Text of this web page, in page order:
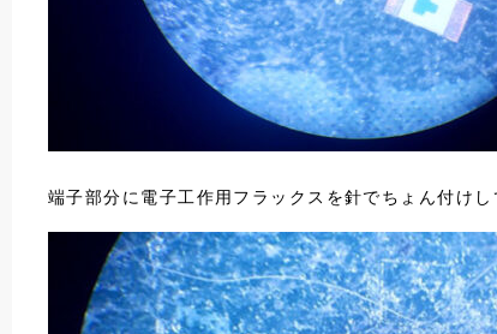
端子部分に電子工作用フラックスを針でちょん付け